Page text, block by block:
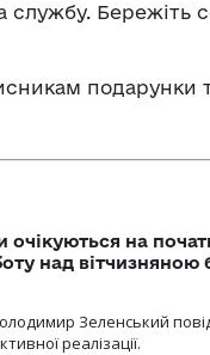
Бережіть
подарунки
очікуються на
над
Зеленський
реалізації.